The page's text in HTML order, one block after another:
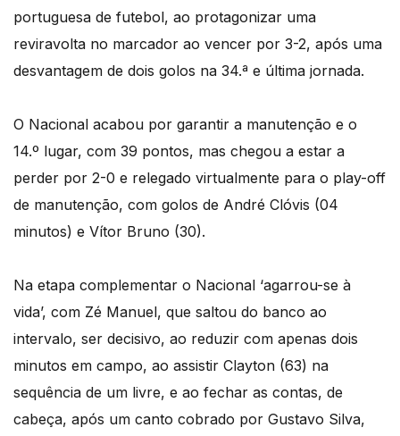
portuguesa de futebol, ao protagonizar uma
reviravolta no marcador ao vencer por 3-2, após uma
desvantagem de dois golos na 34.ª e última jornada.
O Nacional acabou por garantir a manutenção e o
14.º lugar, com 39 pontos, mas chegou a estar a
perder por 2-0 e relegado virtualmente para o play-off
de manutenção, com golos de André Clóvis (04
minutos) e Vítor Bruno (30).
Na etapa complementar o Nacional ‘agarrou-se à
vida’, com Zé Manuel, que saltou do banco ao
intervalo, ser decisivo, ao reduzir com apenas dois
minutos em campo, ao assistir Clayton (63) na
sequência de um livre, e ao fechar as contas, de
cabeça, após um canto cobrado por Gustavo Silva,